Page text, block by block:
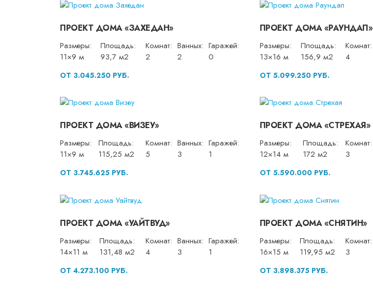
ПРОЕКТ ДОМА «ЗАХЕДАН»
Размеры:
11×9 м
Площадь:
93,7 м2
Комнат:
2
Ванных:
2
Гаражей:
0
ОТ 3.045.250 РУБ.
ПРОЕКТ ДОМА «РАУНДАП»
Размеры:
13×16 м
Площадь:
156,9 м2
Комнат:
4
ОТ 5.099.250 РУБ.
ПРОЕКТ ДОМА «ВИЗЕУ»
Размеры:
11×9 м
Площадь:
115,25 м2
Комнат:
5
Ванных:
3
Гаражей:
1
ОТ 3.745.625 РУБ.
ПРОЕКТ ДОМА «СТРЕХАЯ»
Размеры:
12×14 м
Площадь:
172 м2
Комнат:
3
ОТ 5.590.000 РУБ.
ПРОЕКТ ДОМА «УАЙТВУД»
Размеры:
14×11 м
Площадь:
131,48 м2
Комнат:
4
Ванных:
3
Гаражей:
1
ОТ 4.273.100 РУБ.
ПРОЕКТ ДОМА «СНЯТИН»
Размеры:
16×15 м
Площадь:
119,95 м2
Комнат:
3
ОТ 3.898.375 РУБ.